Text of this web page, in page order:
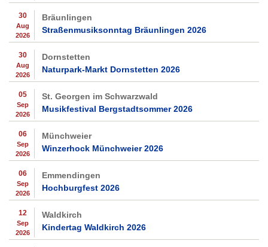
30
Aug
2026
Bräunlingen
Straßenmusiksonntag Bräunlingen 2026
30
Aug
2026
Dornstetten
Naturpark-Markt Dornstetten 2026
05
Sep
2026
St. Georgen im Schwarzwald
Musikfestival Bergstadtsommer 2026
06
Sep
2026
Münchweier
Winzerhock Münchweier 2026
06
Sep
2026
Emmendingen
Hochburgfest 2026
12
Sep
2026
Waldkirch
Kindertag Waldkirch 2026